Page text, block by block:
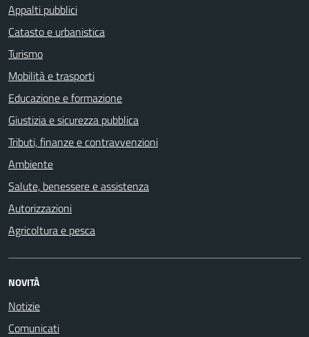
Appalti pubblici
Catasto e urbanistica
Turismo
Mobilità e trasporti
Educazione e formazione
Giustizia e sicurezza pubblica
Tributi, finanze e contravvenzioni
Ambiente
Salute, benessere e assistenza
Autorizzazioni
Agricoltura e pesca
NOVITÀ
Notizie
Comunicati